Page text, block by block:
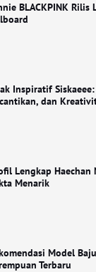
BLACKPINK Rilis
Inspiratif
dan
Lengkap Haechan
Menarik
Model
Terbaru